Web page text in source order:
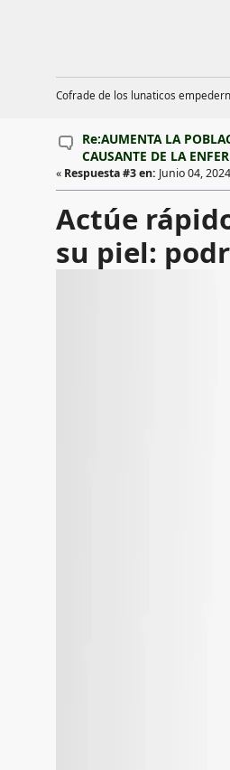
Cofrade de los lunaticos
Re:AUMENTA LA
CAUSANTE DE LA
« Respuesta #3 en: Junio 04,
Actúe
su piel: